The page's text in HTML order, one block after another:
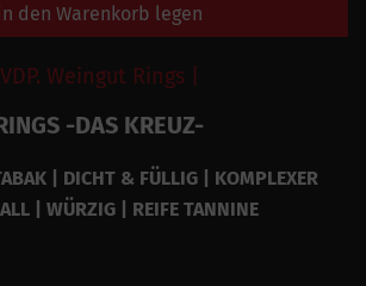
den Warenkorb legen
VDP. Weingut Rings |
-DAS KREUZ-
| DICHT & FÜLLIG | KOMPLEXER
| WÜRZIG | REIFE TANNINE